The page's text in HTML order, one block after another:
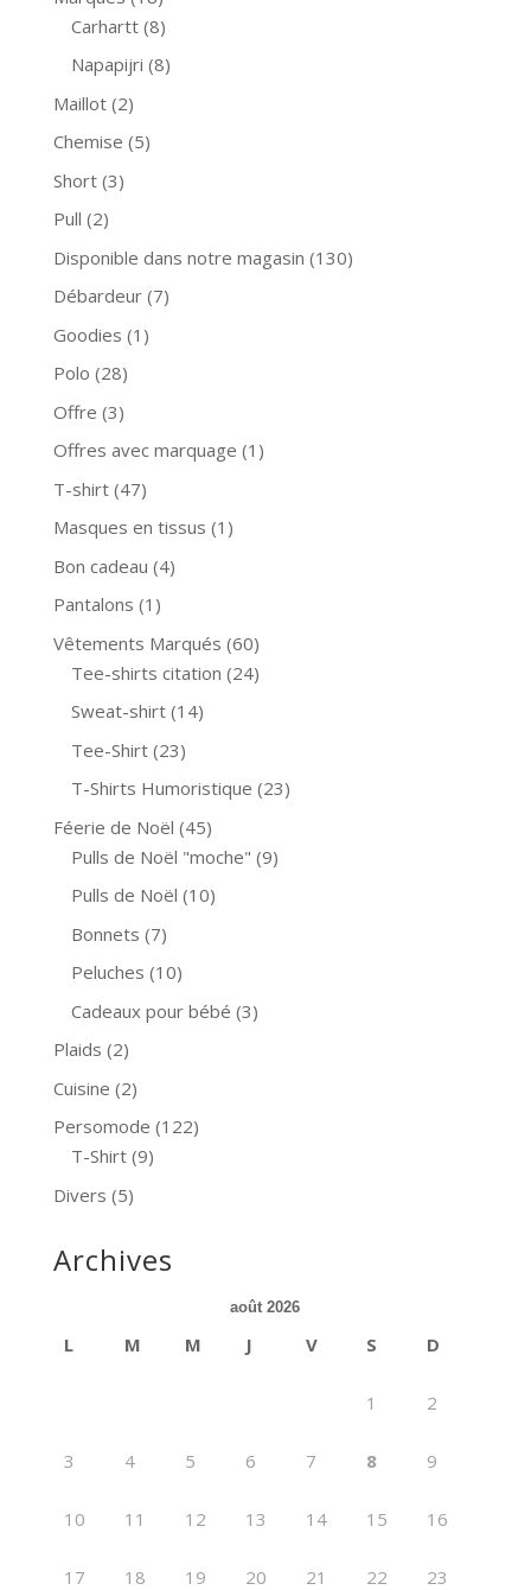
Carhartt (8)
Napapijri (8)
Maillot (2)
Chemise (5)
Short (3)
Pull (2)
Disponible dans notre magasin (130)
Débardeur (7)
Goodies (1)
Polo (28)
Offre (3)
Offres avec marquage (1)
T-shirt (47)
Masques en tissus (1)
Bon cadeau (4)
Pantalons (1)
Vêtements Marqués (60)
Tee-shirts citation (24)
Sweat-shirt (14)
Tee-Shirt (23)
T-Shirts Humoristique (23)
Féerie de Noël (45)
Pulls de Noël "moche" (9)
Pulls de Noël (10)
Bonnets (7)
Peluches (10)
Cadeaux pour bébé (3)
Plaids (2)
Cuisine (2)
Persomode (122)
T-Shirt (9)
Divers (5)
Archives
août 2026
L M M J V S D
1 2
3 4 5 6 7 8 9
10 11 12 13 14 15 16
17 18 19 20 21 22 23